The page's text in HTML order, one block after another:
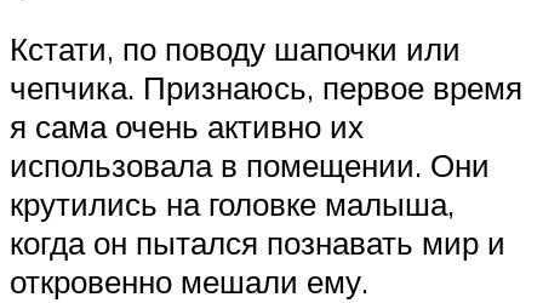
Кстати, по поводу шапочки или
чепчика. Признаюсь, первое время
я сама очень активно их
использовала в помещении. Они
крутились на головке малыша,
когда он пытался познавать мир и
откровенно мешали ему.